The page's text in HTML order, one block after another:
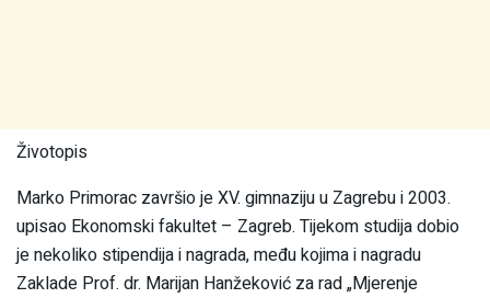
Životopis
Marko Primorac završio je XV. gimnaziju u Zagrebu i 2003.
upisao Ekonomski fakultet – Zagreb. Tijekom studija dobio
je nekoliko stipendija i nagrada, među kojima i nagradu
Zaklade Prof. dr. Marijan Hanžeković za rad „Mjerenje